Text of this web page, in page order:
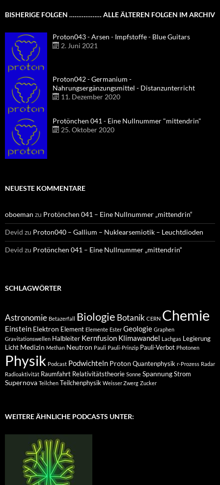
BISHERIGE FOLGEN ……………… ALLE ÄLTEREN FOLGEN IM ARCHIV
Proton043 - Arsen - Impfstoffe - Blue Guitars
2. Juni 2021
Proton042 - Germanium -
Nahrungsergänzungsmittel - Distanzunterricht
11. Dezember 2020
Protönchen 041 - Eine Nullnummer "mittendrin"
25. Oktober 2020
NEUESTE KOMMENTARE
oboeman zu Protönchen 041 – Eine Nullnummer „mittendrin“
Devid zu Proton040 – Gallium – Nuklearsemiotik – Leuchtdioden
Devid zu Protönchen 041 – Eine Nullnummer „mittendrin“
SCHLAGWÖRTER
Astronomie Betazerfall Biologie Botanik CERN Chemie
Einstein Elektron Element Elemente Ester Geologie Graphen
Gravitationswellen Halbleiter Kernfusion Klimawandel Lachgas Legierung
Licht Medizin Methan Neutron Pauli Pauli-Prinzip Pauli-Verbot Photonen
Physik Podcast Podwichteln Proton Quantenphysik r-Prozess Radar
Radioaktivität Raumfahrt Relativitätstheorie Sonne Spannung Strom
Supernova Teilchen Teilchenphysik Weisser Zwerg Zucker
WEITERE ÄHNLICHE PODCASTS UNTER: